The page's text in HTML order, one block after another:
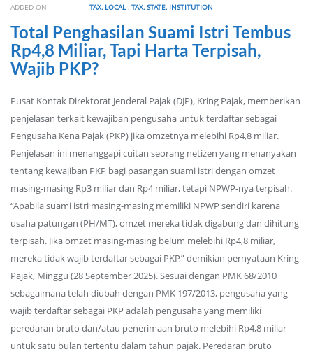
ADDED ON TAX, LOCAL,TAX, STATE, INSTITUTION
Total Penghasilan Suami Istri Tembus
Rp4,8 Miliar, Tapi Harta Terpisah,
Wajib PKP?
Pusat Kontak Direktorat Jenderal Pajak (DJP), Kring Pajak, memberikan
penjelasan terkait kewajiban pengusaha untuk terdaftar sebagai
Pengusaha Kena Pajak (PKP) jika omzetnya melebihi Rp4,8 miliar.
Penjelasan ini menanggapi cuitan seorang netizen yang menanyakan
tentang kewajiban PKP bagi pasangan suami istri dengan omzet
masing-masing Rp3 miliar dan Rp4 miliar, tetapi NPWP-nya terpisah.
“Apabila suami istri masing-masing memiliki NPWP sendiri karena
usaha patungan (PH/MT), omzet mereka tidak digabung dan dihitung
terpisah. Jika omzet masing-masing belum melebihi Rp4,8 miliar,
mereka tidak wajib terdaftar sebagai PKP,” demikian pernyataan Kring
Pajak, Minggu (28 September 2025). Sesuai dengan PMK 68/2010
sebagaimana telah diubah dengan PMK 197/2013, pengusaha yang
wajib terdaftar sebagai PKP adalah pengusaha yang memiliki
peredaran bruto dan/atau penerimaan bruto melebihi Rp4,8 miliar
untuk satu bulan tertentu dalam tahun pajak. Peredaran bruto